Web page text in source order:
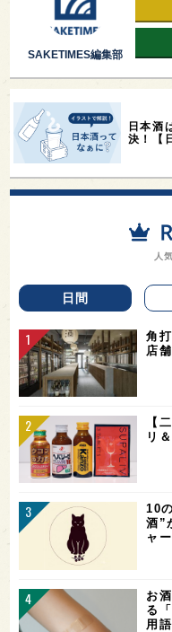
SAKETIMES編集部
日本酒
決！【
人
日間
角
店
【
リ
10
酒”
ャ
お
る
用